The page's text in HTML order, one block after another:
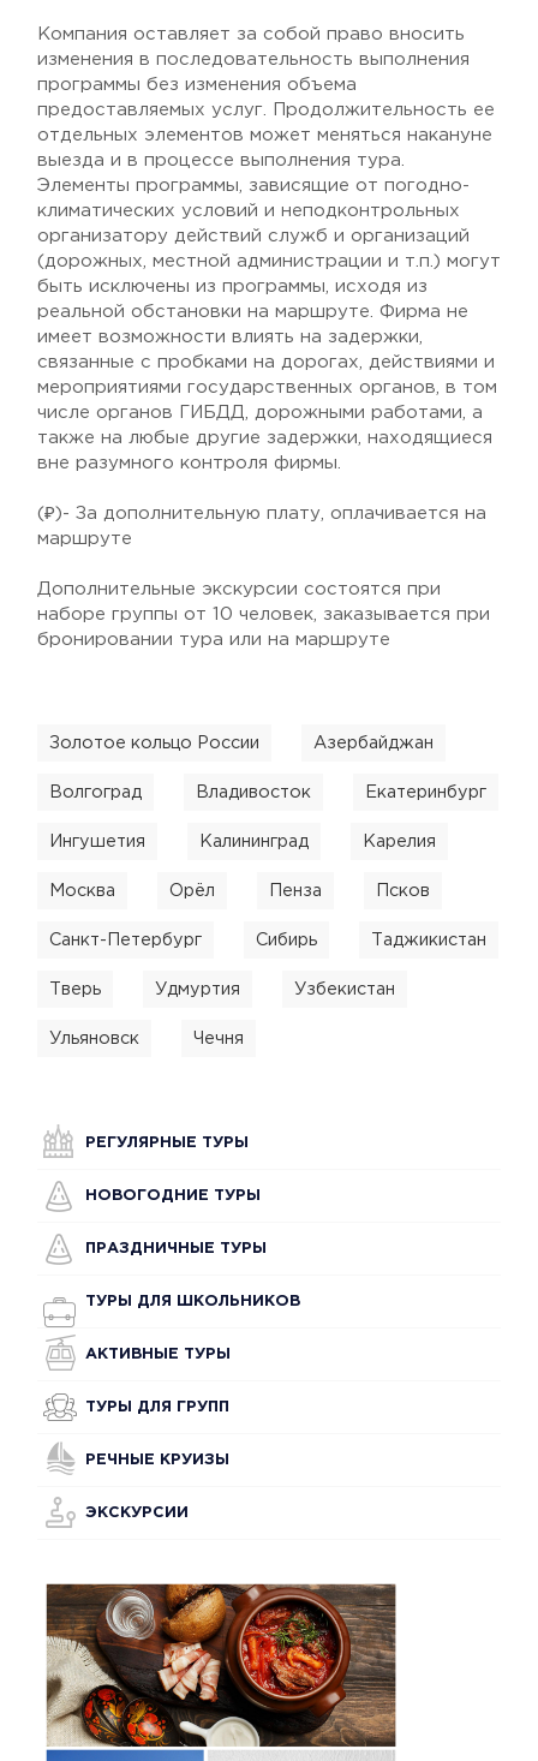
Компания оставляет за собой право вносить
изменения в последовательность выполнения
программы без изменения объема
предоставляемых услуг. Продолжительность ее
отдельных элементов может меняться накануне
выезда и в процессе выполнения тура.
Элементы программы, зависящие от погодно-
климатических условий и неподконтрольных
организатору действий служб и организаций
(дорожных, местной администрации и т.п.) могут
быть исключены из программы, исходя из
реальной обстановки на маршруте. Фирма не
имеет возможности влиять на задержки,
связанные с пробками на дорогах, действиями и
мероприятиями государственных органов, в том
числе органов ГИБДД, дорожными работами, а
также на любые другие задержки, находящиеся
вне разумного контроля фирмы.
(₽)- За дополнительную плату, оплачивается на
маршруте
Дополнительные экскурсии состоятся при
наборе группы от 10 человек, заказывается при
бронировании тура или на маршруте
Золотое кольцо России Азербайджан
Волгоград Владивосток Екатеринбург
Ингушетия Калининград Карелия
Москва Орёл Пенза Псков
Санкт-Петербург Сибирь Таджикистан
Тверь Удмуртия Узбекистан
Ульяновск Чечня
РЕГУЛЯРНЫЕ ТУРЫ
НОВОГОДНИЕ ТУРЫ
ПРАЗДНИЧНЫЕ ТУРЫ
ТУРЫ ДЛЯ ШКОЛЬНИКОВ
АКТИВНЫЕ ТУРЫ
ТУРЫ ДЛЯ ГРУПП
РЕЧНЫЕ КРУИЗЫ
ЭКСКУРСИИ